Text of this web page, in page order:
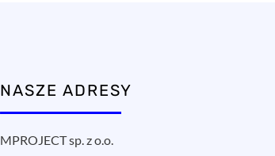
NASZE ADRESY
MPROJECT sp. z o.o.